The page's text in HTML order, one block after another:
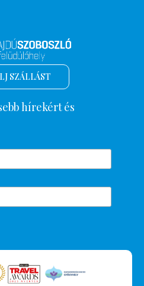
SZÁLLÁST
hírekért és